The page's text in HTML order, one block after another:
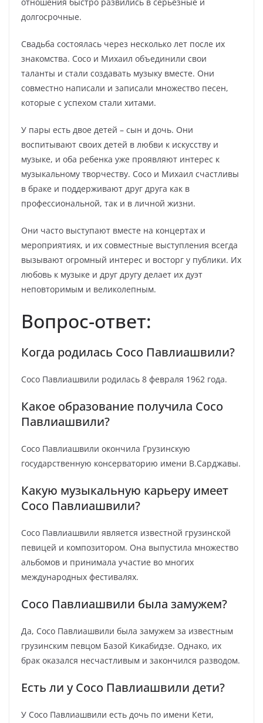
долгосрочные.
Свадьба состоялась через несколько лет после их
знакомства. Сосо и Михаил объединили свои
таланты и стали создавать музыку вместе. Они
совместно написали и записали множество песен,
которые с успехом стали хитами.
У пары есть двое детей – сын и дочь. Они
воспитывают своих детей в любви к искусству и
музыке, и оба ребенка уже проявляют интерес к
музыкальному творчеству. Сосо и Михаил счастливы
в браке и поддерживают друг друга как в
профессиональной, так и в личной жизни.
Они часто выступают вместе на концертах и
мероприятиях, и их совместные выступления всегда
вызывают огромный интерес и восторг у публики. Их
любовь к музыке и друг другу делает их дуэт
неповторимым и великолепным.
Вопрос-ответ:
Когда родилась Сосо Павлиашвили?
Сосо Павлиашвили родилась 8 февраля 1962 года.
Какое образование получила Сосо
Павлиашвили?
Сосо Павлиашвили окончила Грузинскую
государственную консерваторию имени В.Сарджавы.
Какую музыкальную карьеру имеет
Сосо Павлиашвили?
Сосо Павлиашвили является известной грузинской
певицей и композитором. Она выпустила множество
альбомов и принимала участие во многих
международных фестивалях.
Сосо Павлиашвили была замужем?
Да, Сосо Павлиашвили была замужем за известным
грузинским певцом Базой Кикабидзе. Однако, их
брак оказался несчастливым и закончился разводом.
Есть ли у Сосо Павлиашвили дети?
У Сосо Павлиашвили есть дочь по имени Кети,